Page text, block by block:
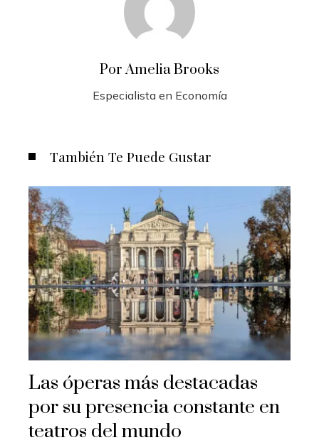
Por Amelia Brooks
Especialista en Economía
También Te Puede Gustar
Las óperas más destacadas
por su presencia constante en
teatros del mundo